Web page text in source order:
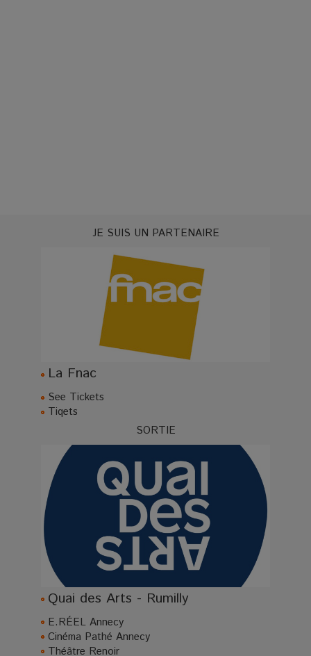
JE SUIS UN PARTENAIRE
La Fnac
See Tickets
Tiqets
SORTIE
Quai des Arts - Rumilly
E.RÉEL Annecy
Cinéma Pathé Annecy
Théâtre Renoir